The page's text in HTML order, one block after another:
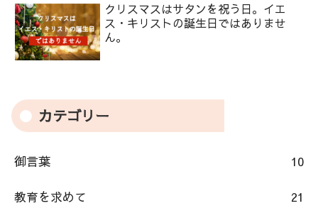
クリスマスはサタンを祝う日。イエ
ス・キリストの誕生日ではありませ
ん。
カテゴリー
御言葉 10
教育を求めて 21